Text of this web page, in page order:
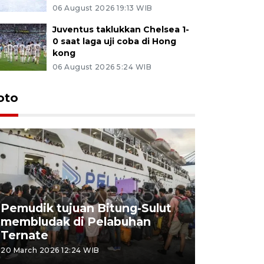
06 August 2026 19:13 WIB
Juventus taklukkan Chelsea 1-
0 saat laga uji coba di Hong
kong
06 August 2026 5:24 WIB
Pemudik tujuan Bitung-Sulut
membludak di Pelabuhan
Ternate
20 March 2026 12:24 WIB